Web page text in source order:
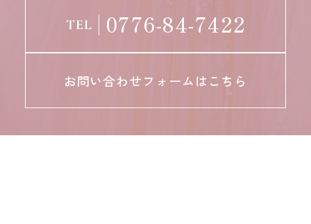
TEL 0776-84-7422
お問い合わせフォームはこちら